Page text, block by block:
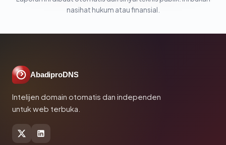
nasihat hukum atau finansial.
AbadiproDNS
Intelijen domain otomatis dan independen
untuk web terbuka.